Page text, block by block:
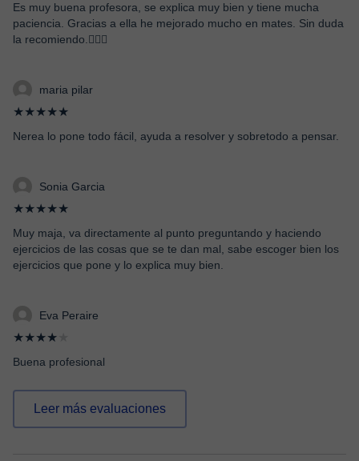
Es muy buena profesora, se explica muy bien y tiene mucha
paciencia. Gracias a ella he mejorado mucho en mates. Sin duda
la recomiendo.👍🏻✨
maria pilar
★★★★★
Nerea lo pone todo fácil, ayuda a resolver y sobretodo a pensar.
Sonia Garcia
★★★★★
Muy maja, va directamente al punto preguntando y haciendo
ejercicios de las cosas que se te dan mal, sabe escoger bien los
ejercicios que pone y lo explica muy bien.
Eva Peraire
★★★★
Buena profesional
Leer más evaluaciones